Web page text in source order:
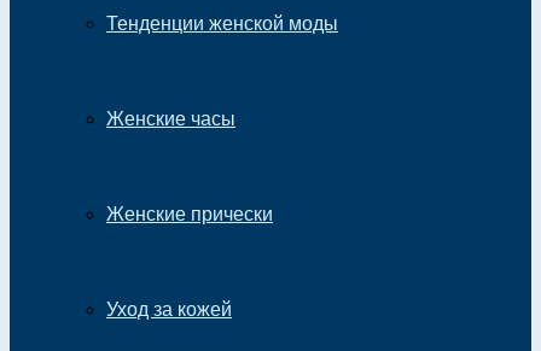
Тенденции женской моды
Женские часы
Женские прически
Уход за кожей